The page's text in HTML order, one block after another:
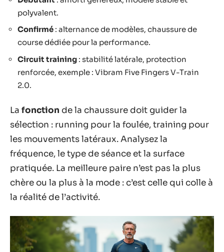
polyvalent.
Confirmé : alternance de modèles, chaussure de
course dédiée pour la performance.
Circuit training : stabilité latérale, protection
renforcée, exemple : Vibram Five Fingers V-Train
2.0.
La fonction de la chaussure doit guider la
sélection : running pour la foulée, training pour
les mouvements latéraux. Analysez la
fréquence, le type de séance et la surface
pratiquée. La meilleure paire n’est pas la plus
chère ou la plus à la mode : c’est celle qui colle à
la réalité de l’activité.